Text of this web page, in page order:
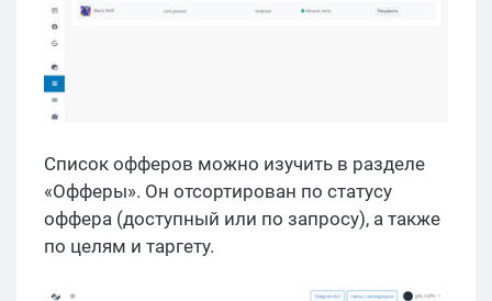
Список офферов можно изучить в разделе
«Офферы». Он отсортирован по статусу
оффера (доступный или по запросу), а также
по целям и таргету.